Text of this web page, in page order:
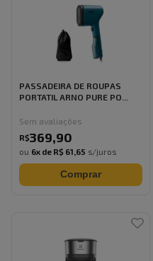
PASSADEIRA DE ROUPAS
PORTATIL ARNO PURE PO...
Sem avaliações
R$369,90
ou 6x de R$ 61,65 s/juros
Comprar